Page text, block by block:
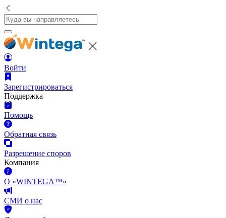
Войти
Зарегистрироваться
Поддержка
Помощь
Обратная связь
Разрешение споров
Компания
О «WINTEGA™»
СМИ о нас